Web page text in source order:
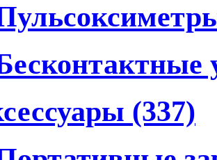
(337)